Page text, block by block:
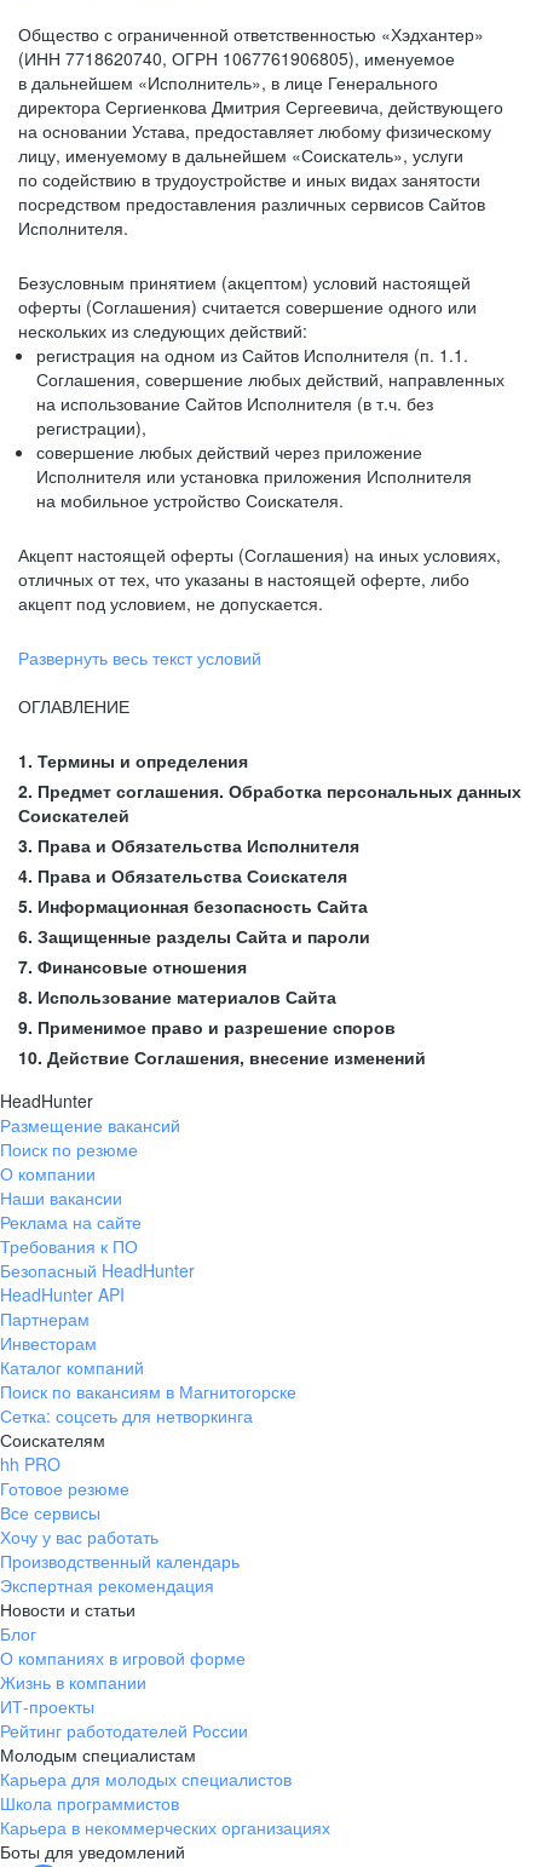
Общество с ограниченной ответственностью «Хэдхантер»
(ИНН 7718620740, ОГРН 1067761906805), именуемое
в дальнейшем «Исполнитель», в лице Генерального
директора Сергиенкова Дмитрия Сергеевича, действующего
на основании Устава, предоставляет любому физическому
лицу, именуемому в дальнейшем «Соискатель», услуги
по содействию в трудоустройстве и иных видах занятости
посредством предоставления различных сервисов Сайтов
Исполнителя.
Безусловным принятием (акцептом) условий настоящей
оферты (Соглашения) считается совершение одного или
нескольких из следующих действий:
регистрация на одном из Сайтов Исполнителя (п. 1.1.
Соглашения, совершение любых действий, направленных
на использование Сайтов Исполнителя (в т.ч. без
регистрации),
совершение любых действий через приложение
Исполнителя или установка приложения Исполнителя
на мобильное устройство Соискателя.
Акцепт настоящей оферты (Соглашения) на иных условиях,
отличных от тех, что указаны в настоящей оферте, либо
акцепт под условием, не допускается.
Развернуть весь текст условий
ОГЛАВЛЕНИЕ
1. Термины и определения
2. Предмет соглашения. Обработка персональных данных
Соискателей
3. Права и Обязательства Исполнителя
4. Права и Обязательства Соискателя
5. Информационная безопасность Сайта
6. Защищенные разделы Сайта и пароли
7. Финансовые отношения
8. Использование материалов Сайта
9. Применимое право и разрешение споров
10. Действие Соглашения, внесение изменений
HeadHunter
Размещение вакансий
Поиск по резюме
О компании
Наши вакансии
Реклама на сайте
Требования к ПО
Безопасный HeadHunter
HeadHunter API
Партнерам
Инвесторам
Каталог компаний
Поиск по вакансиям в Магнитогорске
Сетка: соцсеть для нетворкинга
Соискателям
hh PRO
Готовое резюме
Все сервисы
Хочу у вас работать
Производственный календарь
Экспертная рекомендация
Новости и статьи
Блог
О компаниях в игровой форме
Жизнь в компании
ИТ-проекты
Рейтинг работодателей России
Молодым специалистам
Карьера для молодых специалистов
Школа программистов
Карьера в некоммерческих организациях
Боты для уведомлений